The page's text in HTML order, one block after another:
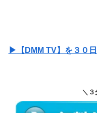
▶【DMM TV】を３０
＼３